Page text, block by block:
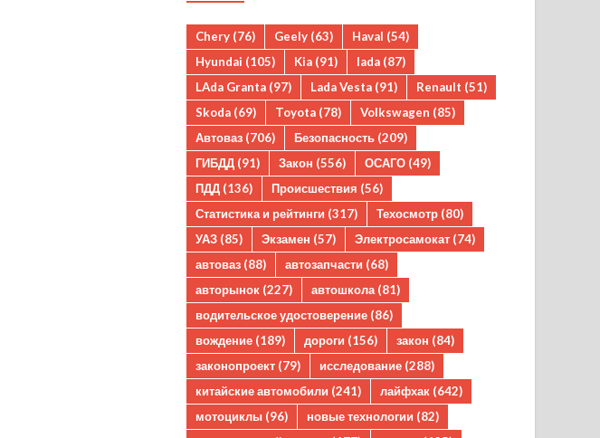
Chery (76) Geely (63) Haval (54)
Hyundai (105) Kia (91) lada (87)
LAda Granta (97) Lada Vesta (91) Renault (51)
Skoda (69) Toyota (78) Volkswagen (85)
Автоваз (706) Безопасность (209)
ГИБДД (91) Закон (556) ОСАГО (49)
ПДД (136) Происшествия (56)
Статистика и рейтинги (317) Техосмотр (80)
УАЗ (85) Экзамен (57) Электросамокат (74)
автоваз (88) автозапчасти (68)
авторынок (227) автошкола (81)
водительское удостоверение (86)
вождение (189) дороги (156) закон (84)
законопроект (79) исследование (288)
китайские автомобили (241) лайфхак (642)
мотоциклы (96) новые технологии (82)